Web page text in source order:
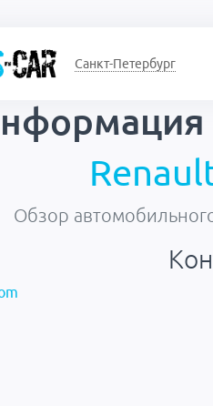
Санкт-Петербург
Обзор